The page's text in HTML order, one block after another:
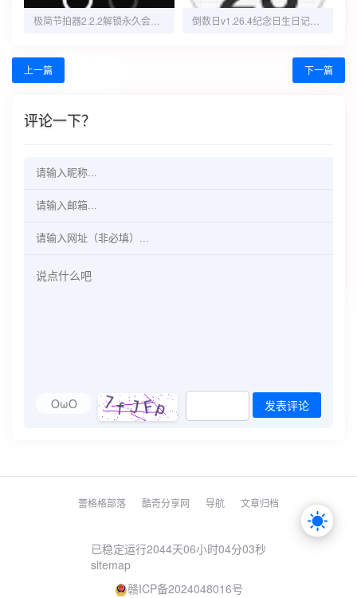
上一篇 下一篇
评论一下？
OωO 发表评论
蕾格格部落 酷奇分享网 导航 文章归档
已稳定运行2044天06小时04分03秒
sitemap
赣ICP备2024048016号